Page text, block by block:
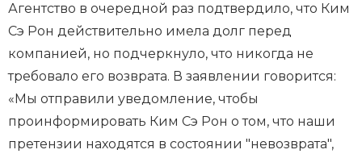
Агентство в очередной раз подтвердило, что Ким
Сэ Рон действительно имела долг перед
компанией, но подчеркнуло, что никогда не
требовало его возврата. В заявлении говорится:
«Мы отправили уведомление, чтобы
проинформировать Ким Сэ Рон о том, что наши
претензии находятся в состоянии "невозврата",